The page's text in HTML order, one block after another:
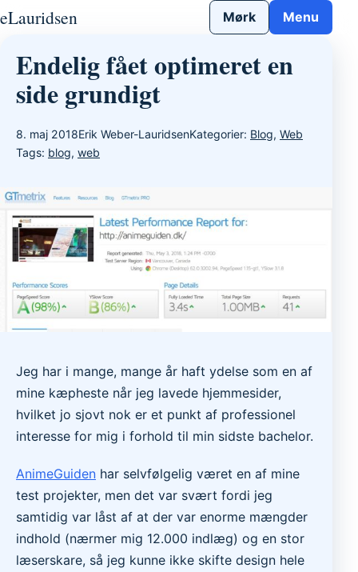
Gå til indhold
eLauridsen Mørk Menu
Endelig fået optimeret en
side grundigt
8. maj 2018Erik Weber-LauridsenKategorier: Blog, Web
Tags: blog, web
Jeg har i mange, mange år haft ydelse som en af
mine kæpheste når jeg lavede hjemmesider,
hvilket jo sjovt nok er et punkt af professionel
interesse for mig i forhold til min sidste bachelor.
AnimeGuiden har selvfølgelig været en af mine
test projekter, men det var svært fordi jeg
samtidig var låst af at der var enorme mængder
indhold (nærmer mig 12.000 indlæg) og en stor
læserskare, så jeg kunne ikke skifte design hele